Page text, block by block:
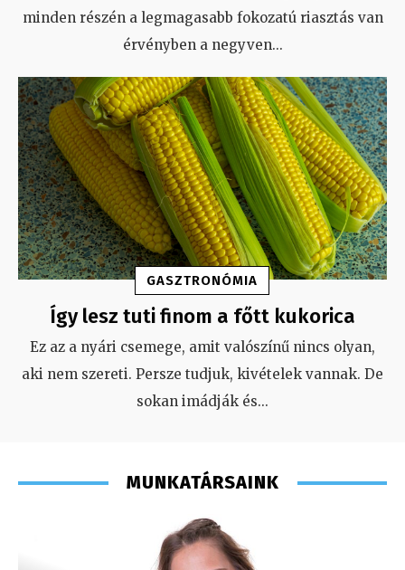
minden részén a legmagasabb fokozatú riasztás van
érvényben a negyven...
GASZTRONÓMIA
Így lesz tuti finom a főtt kukorica
Ez az a nyári csemege, amit valószínű nincs olyan,
aki nem szereti. Persze tudjuk, kivételek vannak. De
sokan imádják és...
MUNKATÁRSAINK